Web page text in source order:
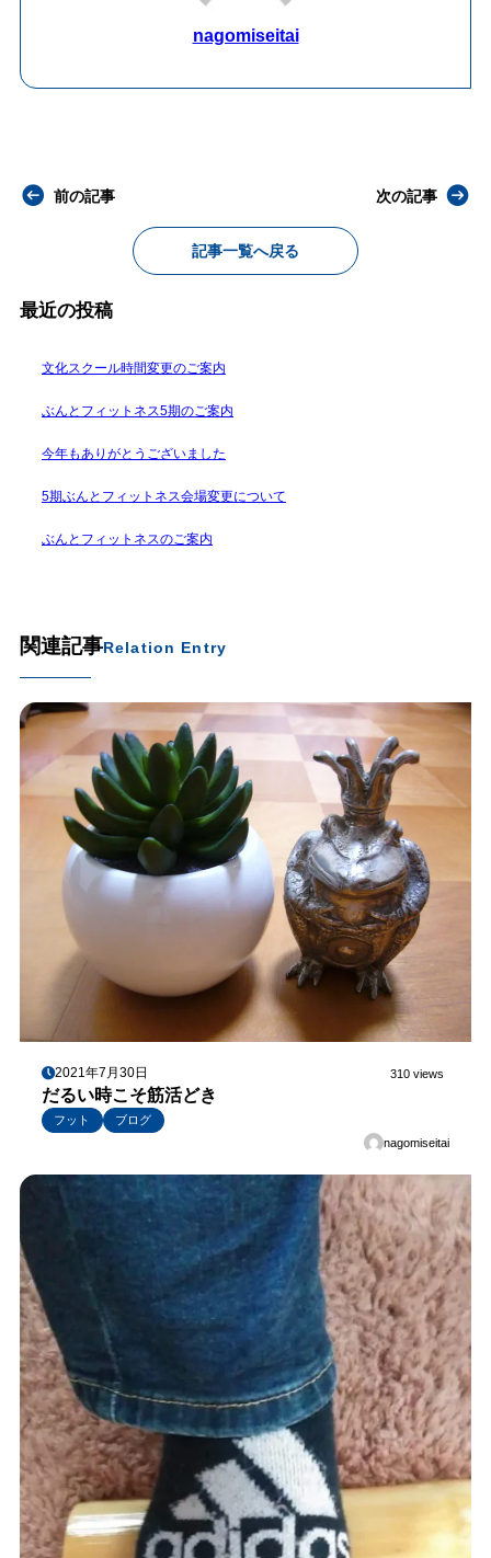
nagomiseitai
前の記事
記事一覧へ戻る
次の記事
最近の投稿
文化スクール時間変更のご案内
ぶんとフィットネス5期のご案内
今年もありがとうございました
5期ぶんとフィットネス会場変更について
ぶんとフィットネスのご案内
関連記事Relation Entry
2021年7月30日 310 views
だるい時こそ筋活どき
フット
ブログ
nagomiseitai